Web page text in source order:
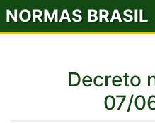
NORMAS BRASIL
Decreto
07/